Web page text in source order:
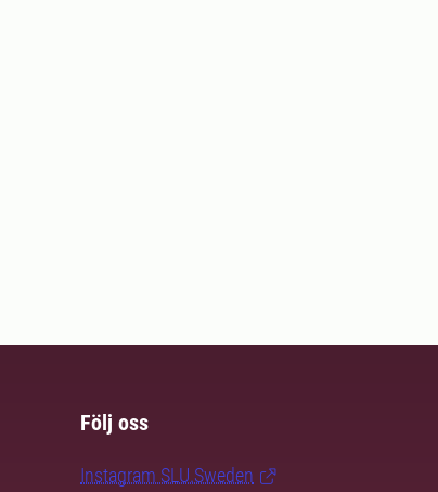
Följ oss
Instagram SLU.Sweden